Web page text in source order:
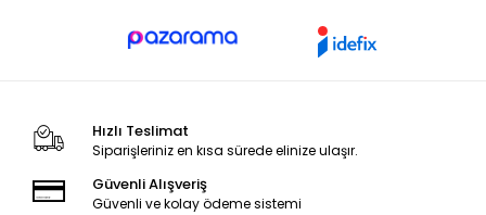
Hızlı Teslimat
Siparişleriniz en kısa sürede elinize ulaşır.
Güvenli Alışveriş
Güvenli ve kolay ödeme sistemi